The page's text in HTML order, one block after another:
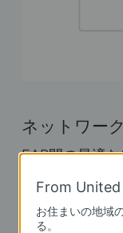
ネットワー
EAP間の最適
台の接続が切
状態を維持す
From
お住まいの地域
る。